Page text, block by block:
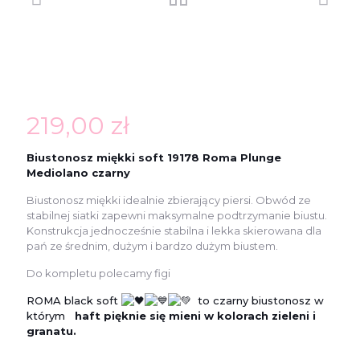
219,00 zł
Biustonosz miękki soft 19178 Roma Plunge
Mediolano czarny
Biustonosz miękki idealnie zbierający piersi. Obwód ze
stabilnej siatki zapewni maksymalne podtrzymanie biustu.
Konstrukcja jednocześnie stabilna i lekka skierowana dla
pań ze średnim, dużym i bardzo dużym biustem.
Do kompletu polecamy figi
ROMA black soft
to czarny biustonosz w
którym
haft pięknie się mieni w kolorach zieleni i
granatu.